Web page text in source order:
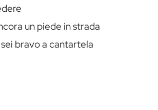
un piede in strada
bravo a cantartela